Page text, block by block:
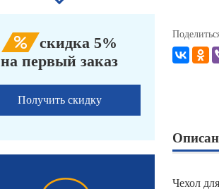
скидка 5%
на первый заказ
Получить скидку
Чехол